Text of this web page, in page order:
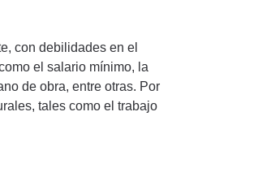
con debilidades en el
el salario mínimo, la
de obra, entre otras. Por
tales como el trabajo